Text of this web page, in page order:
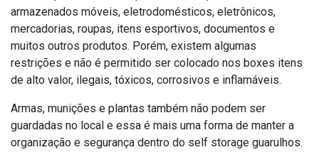
armazenados móveis, eletrodomésticos, eletrônicos,
mercadorias, roupas, itens esportivos, documentos e
muitos outros produtos. Porém, existem algumas
restrições e não é permitido ser colocado nos boxes itens
de alto valor, ilegais, tóxicos, corrosivos e inflamáveis.
Armas, munições e plantas também não podem ser
guardadas no local e essa é mais uma forma de manter a
organização e segurança dentro do self storage guarulhos.